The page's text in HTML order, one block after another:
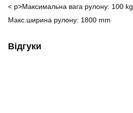
< p>Максимальна вага рулону: 100 kg
Макс.ширина рулону: 1800 mm
Відгуки